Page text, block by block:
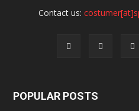
Contact us:
POPULAR POSTS